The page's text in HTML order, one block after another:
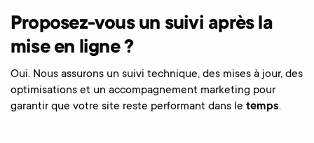
Proposez-vous un suivi après la
mise en ligne ?
Oui. Nous assurons un suivi technique, des mises à jour, des
optimisations et un accompagnement marketing pour
garantir que votre site reste performant dans le temps.